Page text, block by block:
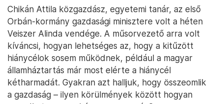
Chikán Attila közgazdász, egyetemi tanár, az első
Orbán-kormány gazdasági minisztere volt a héten
Veiszer Alinda vendége. A műsorvezető arra volt
kíváncsi, hogyan lehetséges az, hogy a kitűzött
hiánycélok sosem működnek, például a magyar
államháztartás már most elérte a hiánycél
kétharmadát. Gyakran azt halljuk, hogy összeomlik
a gazdaság – ilyen körülmények között hogyan